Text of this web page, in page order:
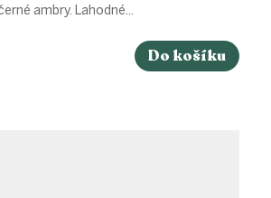
Do košíku
ambry. Lahodné...